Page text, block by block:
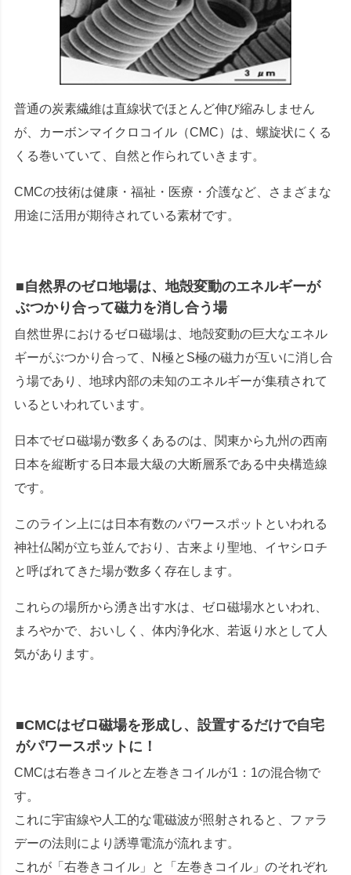
普通の炭素繊維は直線状でほとんど伸び縮みしません
が、カーボンマイクロコイル（CMC）は、螺旋状にくる
くる巻いていて、自然と作られていきます。
CMCの技術は健康・福祉・医療・介護など、さまざまな
用途に活用が期待されている素材です。
■自然界のゼロ地場は、地殻変動のエネルギーが
ぶつかり合って磁力を消し合う場
自然世界におけるゼロ磁場は、地殻変動の巨大なエネル
ギーがぶつかり合って、N極とS極の磁力が互いに消し合
う場であり、地球内部の未知のエネルギーが集積されて
いるといわれています。
日本でゼロ磁場が数多くあるのは、関東から九州の西南
日本を縦断する日本最大級の大断層系である中央構造線
です。
このライン上には日本有数のパワースポットといわれる
神社仏閣が立ち並んでおり、古来より聖地、イヤシロチ
と呼ばれてきた場が数多く存在します。
これらの場所から湧き出す水は、ゼロ磁場水といわれ、
まろやかで、おいしく、体内浄化水、若返り水として人
気があります。
■CMCはゼロ磁場を形成し、設置するだけで自宅
がパワースポットに！
CMCは右巻きコイルと左巻きコイルが1：1の混合物で
す。
これに宇宙線や人工的な電磁波が照射されると、ファラ
デーの法則により誘導電流が流れます。
これが「右巻きコイル」と「左巻きコイル」のそれぞれ